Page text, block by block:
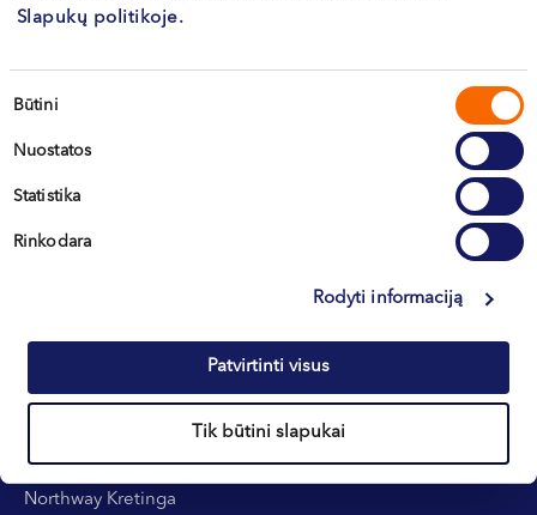
Slapukų politikoje.
Sutikimo
Būtini
Nuostatos
Statistika
Rinkodara
Rodyti informaciją
Patvirtinti visus
Tik būtini slapukai
Kretinga
Kontaktai ir rekvizitai
Northway Klaipėda
Northway Kretinga